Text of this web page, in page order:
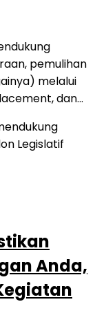
pemulihan
melalui
dan…
Anda,